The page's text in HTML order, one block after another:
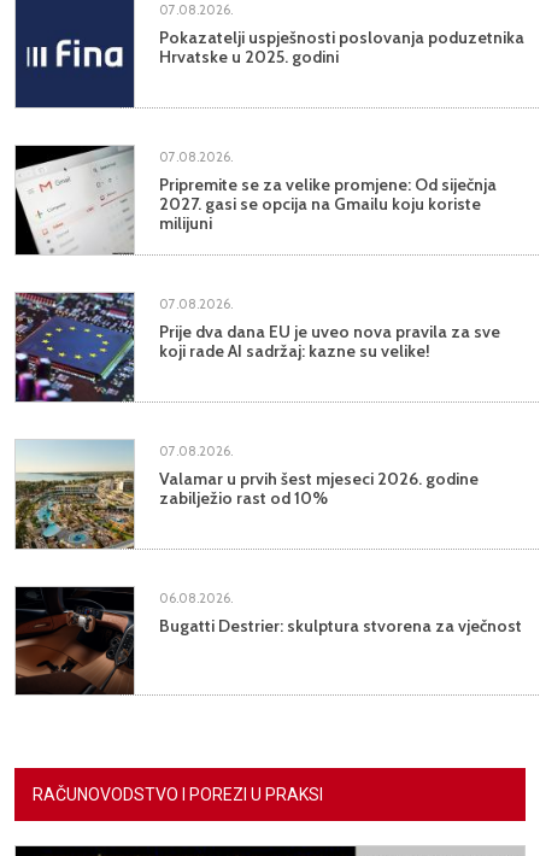
07.08.2026.
Pokazatelji uspješnosti poslovanja poduzetnika
Hrvatske u 2025. godini
07.08.2026.
Pripremite se za velike promjene: Od siječnja
2027. gasi se opcija na Gmailu koju koriste
milijuni
07.08.2026.
Prije dva dana EU je uveo nova pravila za sve
koji rade AI sadržaj: kazne su velike!
07.08.2026.
Valamar u prvih šest mjeseci 2026. godine
zabilježio rast od 10%
06.08.2026.
Bugatti Destrier: skulptura stvorena za vječnost
RAČUNOVODSTVO I POREZI U PRAKSI